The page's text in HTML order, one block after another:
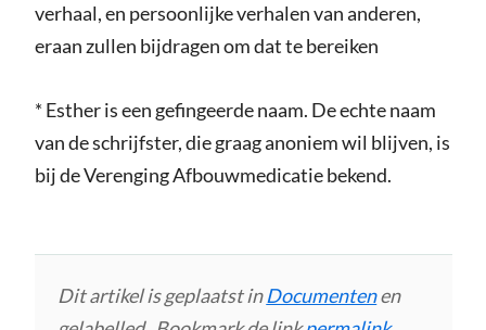
verhaal, en persoonlijke verhalen van anderen,
eraan zullen bijdragen om dat te bereiken
* Esther is een gefingeerde naam. De echte naam
van de schrijfster, die graag anoniem wil blijven, is
bij de Verenging Afbouwmedicatie bekend.
Dit artikel is geplaatst inDocumentenen